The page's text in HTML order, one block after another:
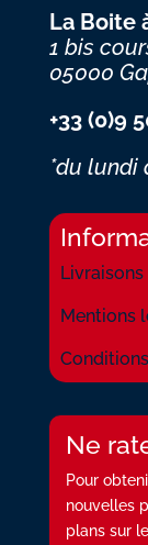
La Boite
1 bis
05000
+33 (0)9
*du lundi
Livraisons
Mentions
Ne
Pour
nouvelles
plans sur